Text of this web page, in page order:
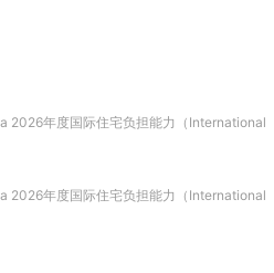
2026年度国际住宅负担能力（International
2026年度国际住宅负担能力（International